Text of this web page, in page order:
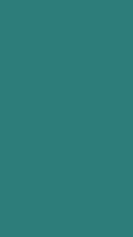
Exemples
Exemple concret
pratiques pour
C++ :